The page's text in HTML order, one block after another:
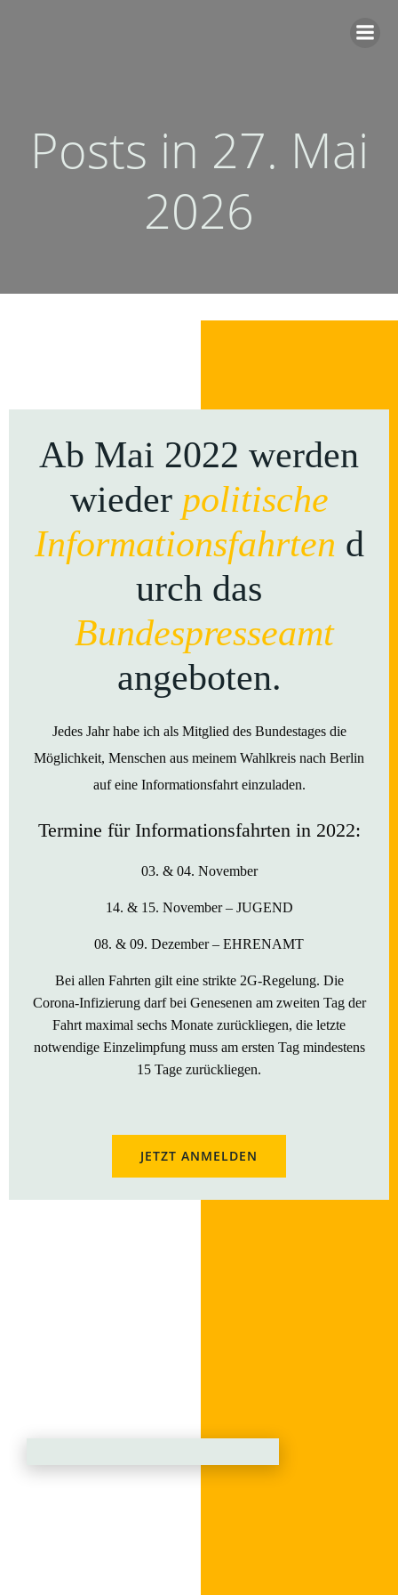
Posts in 27. Mai
2026
Ab Mai 2022 werden
wieder politische
Informationsfahrten d
urch das
Bundespresseamt
angeboten.
Jedes Jahr habe ich als Mitglied des Bundestages die
Möglichkeit, Menschen aus meinem Wahlkreis nach Berlin
auf eine Informationsfahrt einzuladen.
Termine für Informationsfahrten in 2022:
03. & 04. November
14. & 15. November –JUGEND
08. & 09. Dezember – EHRENAMT
Bei allen Fahrten gilt eine strikte 2G-Regelung. Die
Corona-Infizierung darf bei Genesenen am zweiten Tag der
Fahrt maximal sechs Monate zurückliegen, die letzte
notwendige Einzelimpfung muss am ersten Tag mindestens
15 Tage zurückliegen.
JETZT ANMELDEN